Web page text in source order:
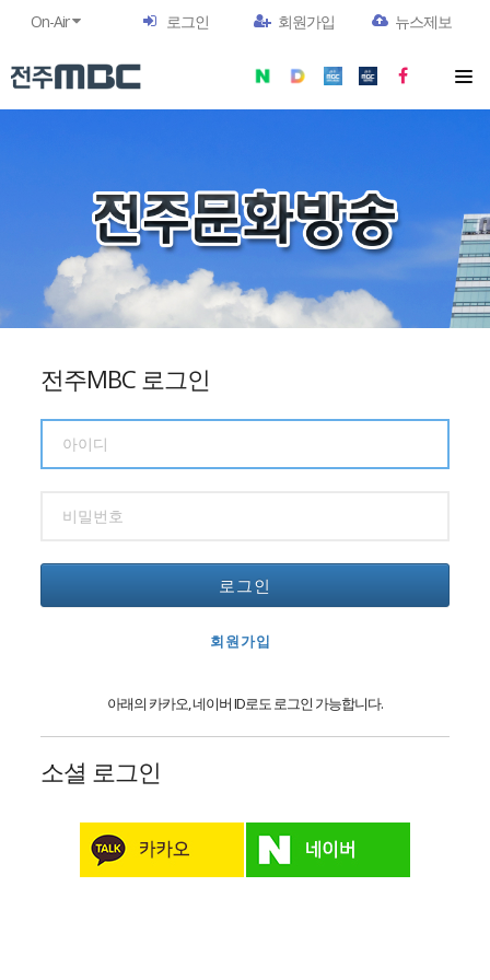
On-Air 로그인 회원가입 뉴스제보
전주MBC 로그인
로그인
회원가입
아래의 카카오, 네이버 ID로도 로그인 가능합니다.
소셜 로그인